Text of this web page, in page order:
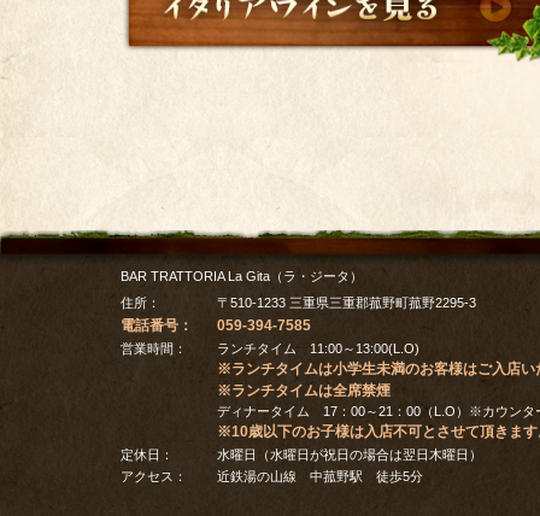
BAR TRATTORIA La Gita（ラ・ジータ）
住所：
〒 510-1233 三重県三重郡菰野町菰野2295-3
電話番号： 059-394-7585
営業時間： ランチタイム 11:00～13:00(L.O)
※ランチタイムは小学生未満のお客様はご入店
※ランチタイムは全席禁煙
ディナータイム 17：00～21：00（L.O）※カウンタ
※10歳以下のお子様は入店不可とさせて頂きます
定休日：
水曜日（水曜日が祝日の場合は翌日木曜日）
アクセス：
近鉄湯の山線 中菰野駅 徒歩5分